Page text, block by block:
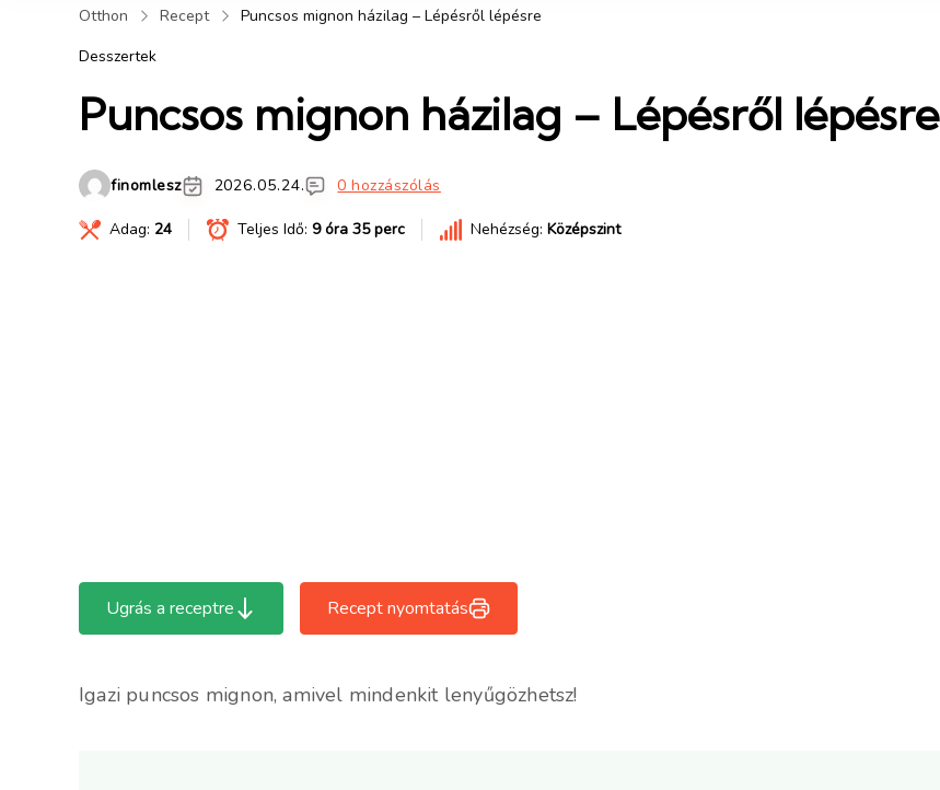
Otthon Recept
Puncsos mignon házilag – Lépésről lépésre
Desszertek
Puncsos mignon házilag – Lépésről lépésre
finomlesz 2026.05.24. 0 hozzászólás
Adag: 24 Teljes Idő: 9 óra 35 perc Nehézség: Középszint
Ugrás a receptre Recept nyomtatás
Igazi puncsos mignon, amivel mindenkit lenyűgözhetsz!